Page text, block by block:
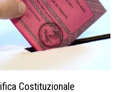
Costituzionale